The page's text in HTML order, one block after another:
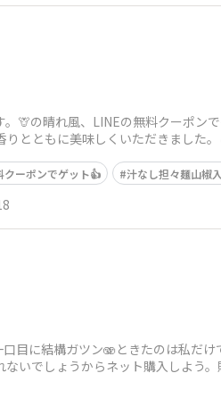
🦒の晴れ風、LINEの無料クーポン
とともに美味しくいただきました。
クーポンでゲット👍 汁なし担々麺山椒
目に結構ガツン🫨ときたのは私だ
いでしょうからネット購入しよう